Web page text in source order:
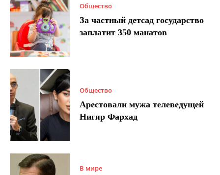
Общество
За частный детсад государство
заплатит 350 манатов
Общество
Арестовали мужа телеведущей
Нигяр Фархад
В мире